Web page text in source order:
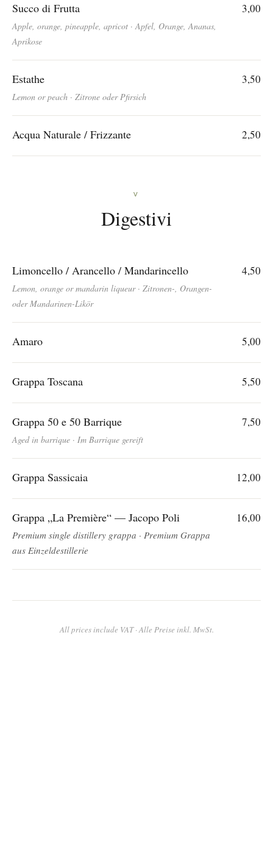
Succo di Frutta
Apple, orange, pineapple, apricot · Apfel, Orange, Ananas,
Aprikose
3,00
Estathe
Lemon or peach · Zitrone oder Pfirsich
3,50
Acqua Naturale / Frizzante 2,50
V
Digestivi
Limoncello / Arancello / Mandarincello
Lemon, orange or mandarin liqueur · Zitronen-, Orangen-
oder Mandarinen-Likör
4,50
Amaro 5,00
Grappa Toscana 5,50
Grappa 50 e 50 Barrique
Aged in barrique · Im Barrique gereift
7,50
Grappa Sassicaia 12,00
Grappa „La Première“ — Jacopo Poli
Premium single distillery grappa · Premium Grappa
aus Einzeldestillerie
16,00
All prices include VAT · Alle Preise inkl. MwSt.